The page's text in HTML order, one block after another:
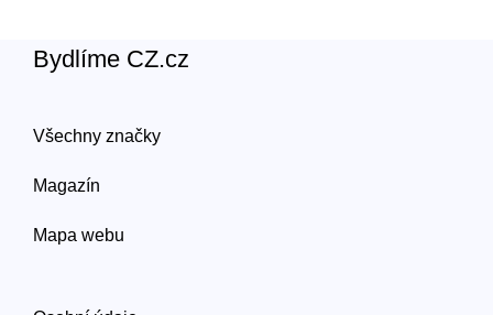
Bydlíme CZ.cz
Všechny značky
Magazín
Mapa webu